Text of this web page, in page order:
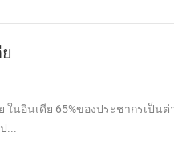
ในอินเดีย 65%ของประชากรเป็
...